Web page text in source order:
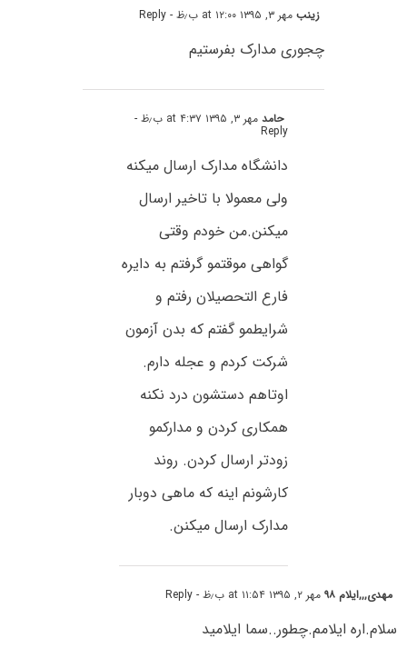
زینبمهر ۳, ۱۳۹۵ at ۱۲:۰۰ ب٫ظ - Reply
چجوری مدارک بفرستیم
حامدمهر ۳, ۱۳۹۵ at ۴:۳۷ ب٫ظ -
Reply
دانشگاه مدارک ارسال میکنه
ولی معمولا با تاخیر ارسال
میکنن.من خودم وقتی
گواهی موقتمو گرفتم به دایره
فارع التحصیلان رفتم و
شرایطمو گفتم که بدن آزمون
شرکت کردم و عجله دارم.
اوتاهم دستشون درد نکنه
همکاری کردن و مدارکمو
زودتر ارسال کردن. روند
کارشونم اینه که ماهی دوبار
مدارک ارسال میکنن.
مهدی,,,ایلام ۹۸ مهر ۲, ۱۳۹۵ at ۱۱:۵۴ ب٫ظ - Reply
سلام.اره ایلامم.چطور..سما ایلامید